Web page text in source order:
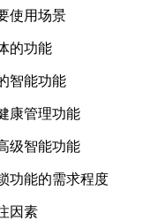
使用场景
的功能
智能功能
康管理功能
级智能功能
功能的需求程度
因素